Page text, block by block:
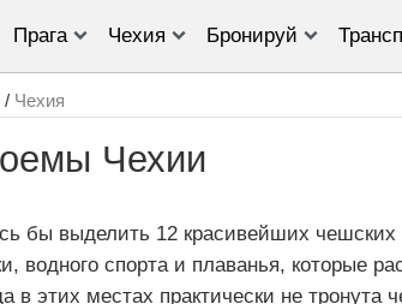
Прага Чехия Бронируй
/ Чехия
Чехии
бы выделить 12 красивейших
водного спорта и плаванья, которые
в этих местах практически не тронута